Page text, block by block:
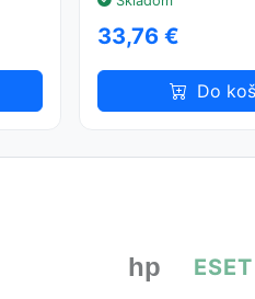
33,76 €
Do
hp ESET